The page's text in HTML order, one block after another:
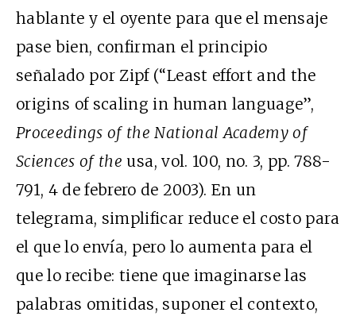
hablante y el oyente para que el mensaje
pase bien, confirman el principio
señalado por Zipf (“Least effort and the
origins of scaling in human language”,
Proceedings of the National Academy of
Sciences of the usa, vol. 100, no. 3, pp. 788-
791, 4 de febrero de 2003). En un
telegrama, simplificar reduce el costo para
el que lo envía, pero lo aumenta para el
que lo recibe: tiene que imaginarse las
palabras omitidas, suponer el contexto,